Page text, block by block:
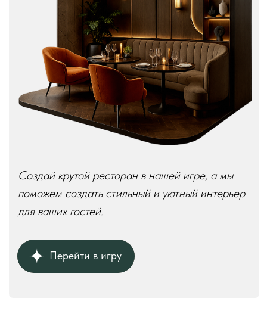
КОНТАКТЫ
Телефон: +7 (926) 989-08-52
Адрес:г. Москва, ул. Выборгская, д.16к2
Режим работы:
ежедневно с 10:00 до 18:00